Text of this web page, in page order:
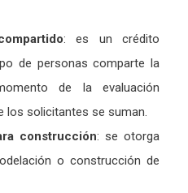
: es un crédito
de personas comparte la
de la evaluación
los solicitantes se suman.
construcción: se otorga
o construcción de